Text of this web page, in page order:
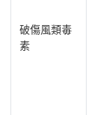
破傷風類毒
素